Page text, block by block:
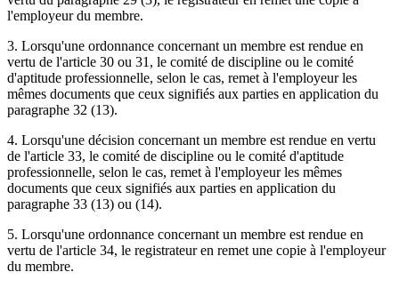
l'employeur du membre.
3. Lorsqu'une ordonnance concernant un membre est rendue en
vertu de l'article 30 ou 31, le comité de discipline ou le comité
d'aptitude professionnelle, selon le cas, remet à l'employeur les
mêmes documents que ceux signifiés aux parties en application du
paragraphe 32 (13).
4. Lorsqu'une décision concernant un membre est rendue en vertu
de l'article 33, le comité de discipline ou le comité d'aptitude
professionnelle, selon le cas, remet à l'employeur les mêmes
documents que ceux signifiés aux parties en application du
paragraphe 33 (13) ou (14).
5. Lorsqu'une ordonnance concernant un membre est rendue en
vertu de l'article 34, le registrateur en remet une copie à l'employeur
du membre.